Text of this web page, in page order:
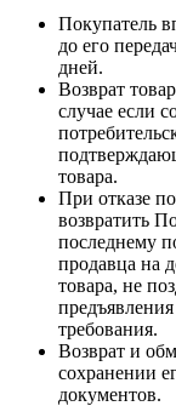
Покупатель
до его
дней.
Возврат
случае если
товара.
При отказе
возвратить
последнему
продавца на
товара, не
требования.
Возврат и
сохранении
документов.